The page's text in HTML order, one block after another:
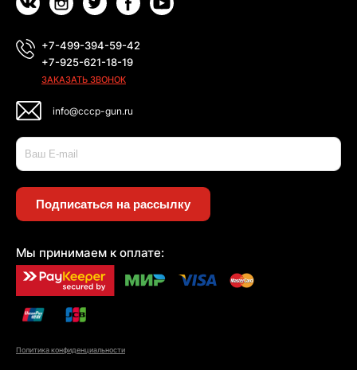
+7-499-394-59-42
+7-925-621-18-19
ЗАКАЗАТЬ ЗВОНОК
info@cccp-gun.ru
Подписаться на рассылку
Мы принимаем к оплате:
Политика конфиденциальности